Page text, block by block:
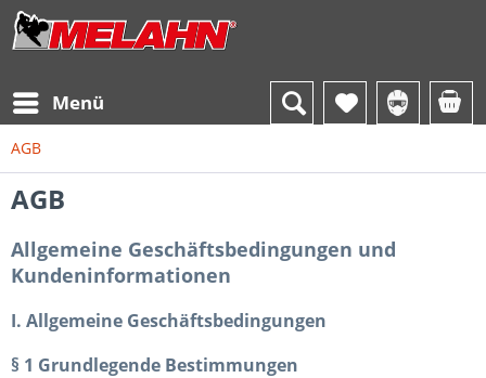
Menü
AGB
AGB
Allgemeine Geschäftsbedingungen und
Kundeninformationen
I. Allgemeine Geschäftsbedingungen
§ 1 Grundlegende Bestimmungen